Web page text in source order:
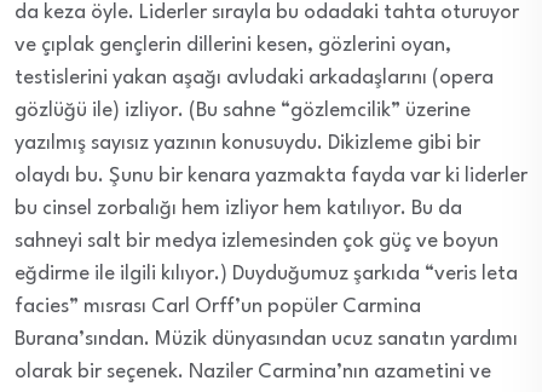
da keza öyle. Liderler sırayla bu odadaki tahta oturuyor
ve çıplak gençlerin dillerini kesen, gözlerini oyan,
testislerini yakan aşağı avludaki arkadaşlarını (opera
gözlüğü ile) izliyor. (Bu sahne “gözlemcilik” üzerine
yazılmış sayısız yazının konusuydu. Dikizleme gibi bir
olaydı bu. Şunu bir kenara yazmakta fayda var ki liderler
bu cinsel zorbalığı hem izliyor hem katılıyor. Bu da
sahneyi salt bir medya izlemesinden çok güç ve boyun
eğdirme ile ilgili kılıyor.) Duyduğumuz şarkıda “veris leta
facies” mısrası Carl Orff’un popüler Carmina
Burana’sından. Müzik dünyasından ucuz sanatın yardımı
olarak bir seçenek. Naziler Carmina’nın azametini ve